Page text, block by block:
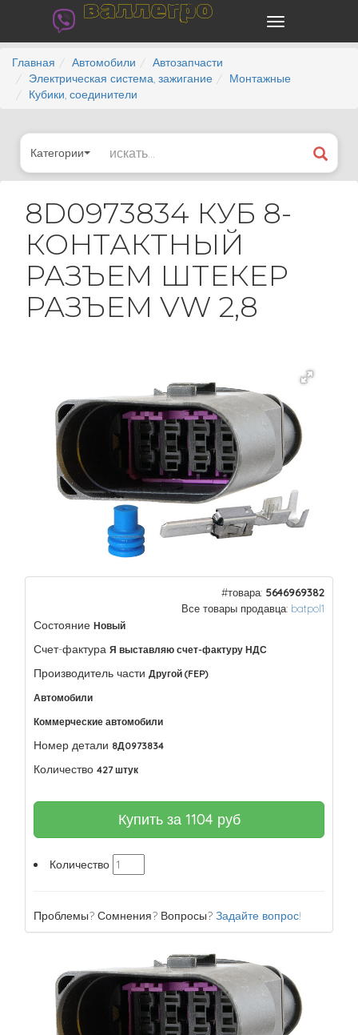
валлегро
Главная Автомобили
Автозапчасти
Электрическая система, зажигание
Монтажные
Кубики, соединители
Категории
8D0973834 КУБ 8-
КОНТАКТНЫЙ
РАЗЪЕМ ШТЕКЕР
РАЗЪЕМ VW 2,8
#товара: 5646969382
Все товары продавца: batpol1
Состояние Новый
Счет-фактура Я выставляю счет-фактуру НДС
Производитель части Другой (FEP)
Автомобили
Коммерческие автомобили
Номер детали 8Д0973834
Количество 427 штук
Купить за 1104 руб
Количество
Проблемы? Сомнения? Вопросы? Задайте вопрос!